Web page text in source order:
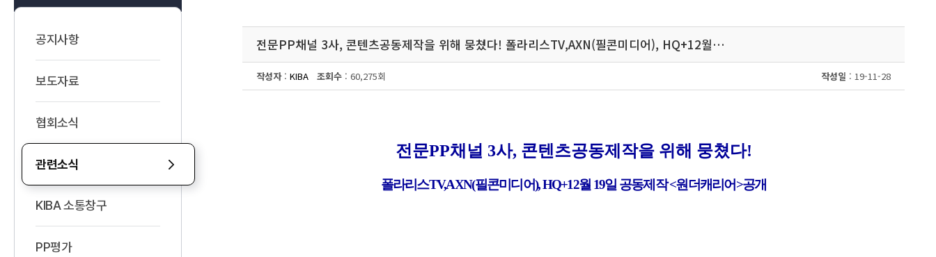
공지사항
보도자료
협회소식
관련소식
KIBA 소통창구
PP평가
전문 P P 채널 3 사 , 콘텐츠공동제작을 위해 뭉쳤다 ! 폴라 리스 TV , AXN ( 필콘미디어 ), H Q+12 월 …
작성자: KIBA 조회수: 60,275회 작성일 : 19-11-28
전문PP채널 3사, 콘텐츠공동제작을 위해 뭉쳤다!
폴라리스TV,AXN(필콘미디어),HQ+12월 19일 공동제작 <원더캐리어>공개